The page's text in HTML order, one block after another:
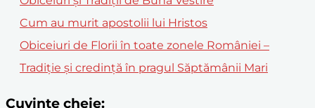
Cum au murit apostolii lui Hristos
Obiceiuri de Florii în toate zonele României –
Tradiție și credință în pragul Săptămânii Mari
Cuvinte cheie: